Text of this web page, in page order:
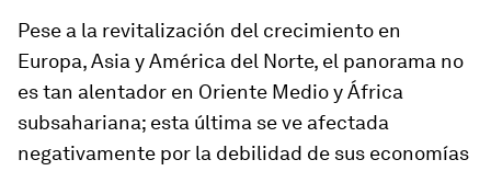
Pese a la revitalización del crecimiento en
Europa, Asia y América del Norte, el panorama no
es tan alentador en Oriente Medio y África
subsahariana; esta última se ve afectada
negativamente por la debilidad de sus economías